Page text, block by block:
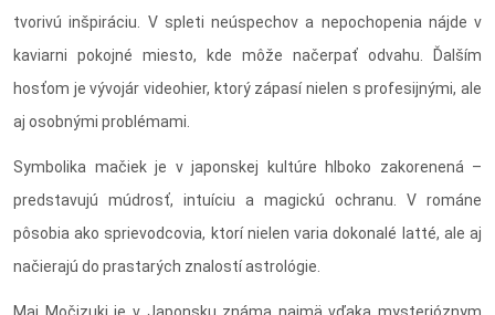
tvorivú inšpiráciu. V spleti neúspechov a nepochopenia nájde v
kaviarni pokojné miesto, kde môže načerpať odvahu. Ďalším
hosťom je vývojár videohier, ktorý zápasí nielen s profesijnými, ale
aj osobnými problémami.
Symbolika mačiek je v japonskej kultúre hlboko zakorenená –
predstavujú múdrosť, intuíciu a magickú ochranu. V románe
pôsobia ako sprievodcovia, ktorí nielen varia dokonalé latté, ale aj
načierajú do prastarých znalostí astrológie.